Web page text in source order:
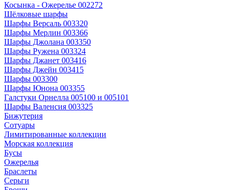
Косынка - Ожерелье 002272
Шёлковые шарфы
Шарфы Версаль 003320
Шарфы Мерлин 003366
Шарфы Джолана 003350
Шарфы Ружена 003324
Шарфы Джанет 003416
Шарфы Джейн 003415
Шарфы 003300
Шарфы Юнона 003355
Галстуки Орнелла 005100 и 005101
Шарфы Валенсия 003325
Бижутерия
Сотуары
Лимитированные коллекции
Морская коллекция
Бусы
Ожерелья
Браслеты
Серьги